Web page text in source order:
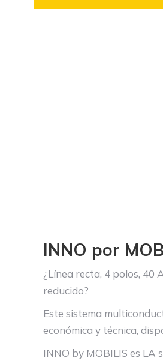
INNO por
¿Línea recta, 4 polos, 40
reducido?
Este sistema
económica y técnica,
INNO by MOBILIS es LA